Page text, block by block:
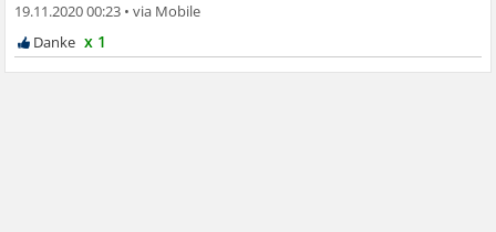
19.11.2020 00:23 •
x 1